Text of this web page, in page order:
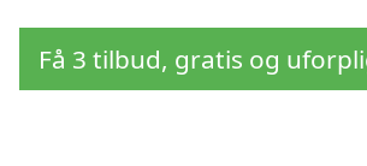
Få 3 tilbud, gratis og